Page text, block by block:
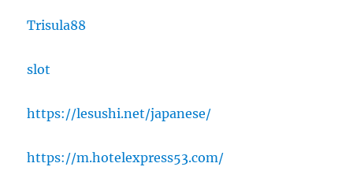
Trisula88
slot
https://lesushi.net/japanese/
https://m.hotelexpress53.com/